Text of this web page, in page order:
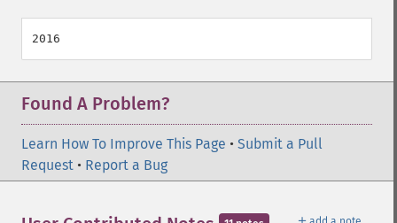
Found A Problem?
Learn How To Improve This Page • Submit a Pull
Request • Report a Bug